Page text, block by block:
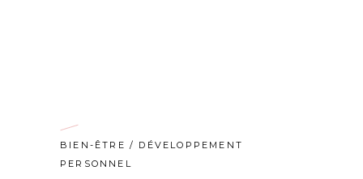
BIEN-ÊTRE / DÉVELOPPEMENT
PERSONNEL